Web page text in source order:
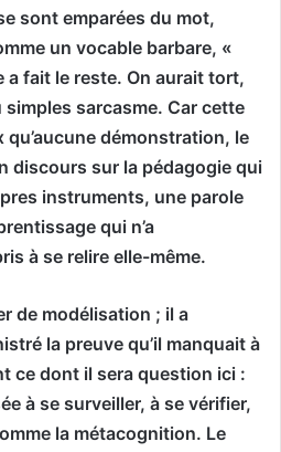
sont emparées du mot,
un vocable barbare, «
simples sarcasme. Car cette
démonstration, le
discours sur la pédagogie qui
instruments, une parole
qui n’a
à se relire elle-même.
de modélisation ; il a
la preuve qu’il manquait à
ce dont il sera question ici :
à se surveiller, à se vérifier,
la métacognition. Le